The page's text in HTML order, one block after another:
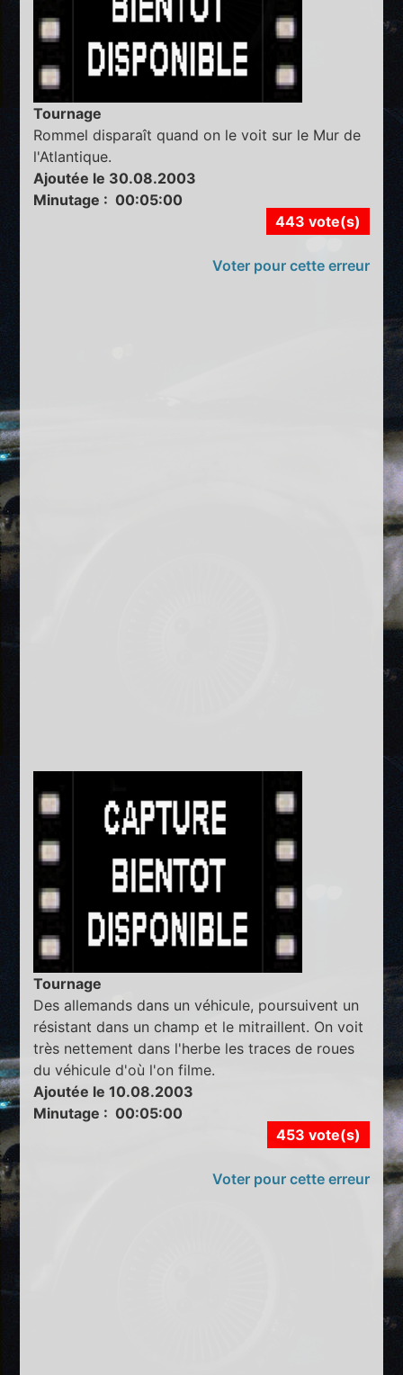
Tournage
Rommel disparaît quand on le voit sur le Mur de
l'Atlantique.
Ajoutée le 30.08.2003
Minutage : 00:05:00
443 vote(s)
Voter pour cette erreur
Tournage
Des allemands dans un véhicule, poursuivent un
résistant dans un champ et le mitraillent. On voit
très nettement dans l'herbe les traces de roues
du véhicule d'où l'on filme.
Ajoutée le 10.08.2003
Minutage : 00:05:00
453 vote(s)
Voter pour cette erreur